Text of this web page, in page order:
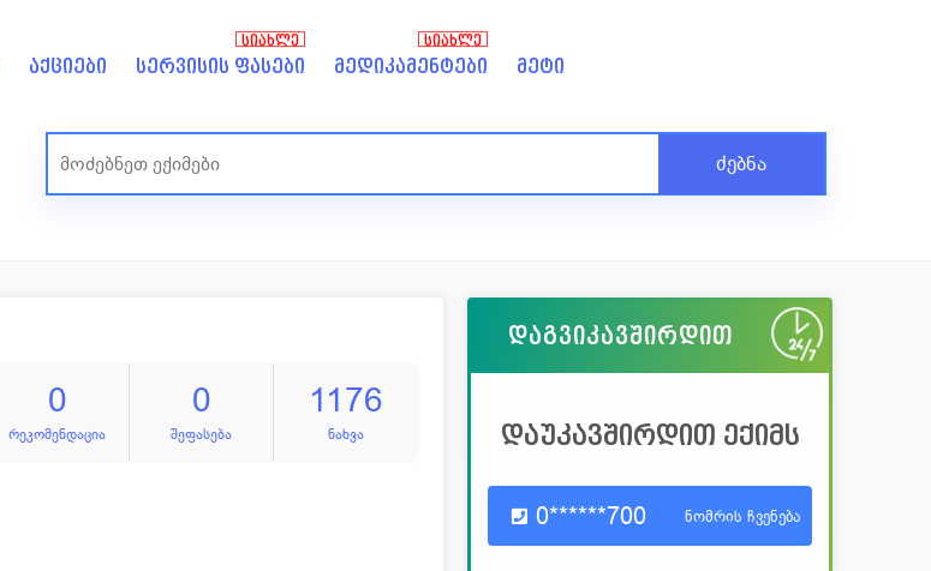
აქციები სერვისის ფასები
ᲡᲘᲐᲮᲚᲔ
მედიკამენტები
ᲡᲘᲐᲮᲚᲔ
მეტი
ძებნა
0
რეკომენდაცია
0
შეფასება
1176
ნახვა
დაგვიკავშირდით
დაუკავშირდით ექიმს
0******700 ნომრის ჩვენება